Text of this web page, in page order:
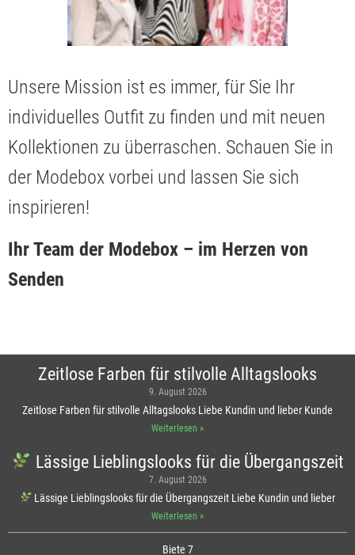
Unsere Mission ist es immer, für Sie Ihr
individuelles Outfit zu finden und mit neuen
Kollektionen zu überraschen. Schauen Sie in
der Modebox vorbei und lassen Sie sich
inspirieren!
Ihr Team der Modebox – im Herzen von
Senden
Zeitlose Farben für stilvolle Alltagslooks
9. August 2026
Zeitlose Farben für stilvolle Alltagslooks Liebe Kundin und lieber Kunde
Weiterlesen »
Lässige Lieblingslooks für die Übergangszeit
7. August 2026
Lässige Lieblingslooks für die Übergangszeit Liebe Kundin und lieber
Weiterlesen »
Biete 7